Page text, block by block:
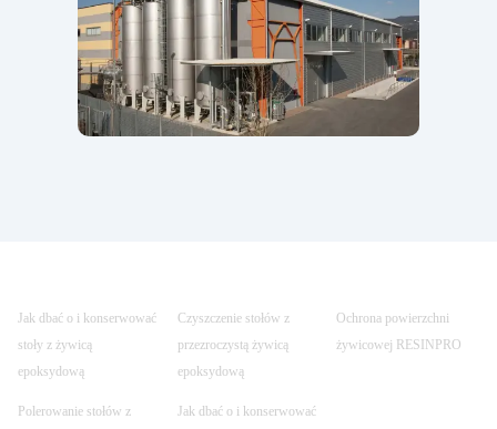
Jak dbać o i konserwować
stoły z żywicą
epoksydową
Czyszczenie stołów z
przezroczystą żywicą
epoksydową
Ochrona powierzchni
żywicowej RESINPRO
Polerowanie stołów z
Jak dbać o i konserwować